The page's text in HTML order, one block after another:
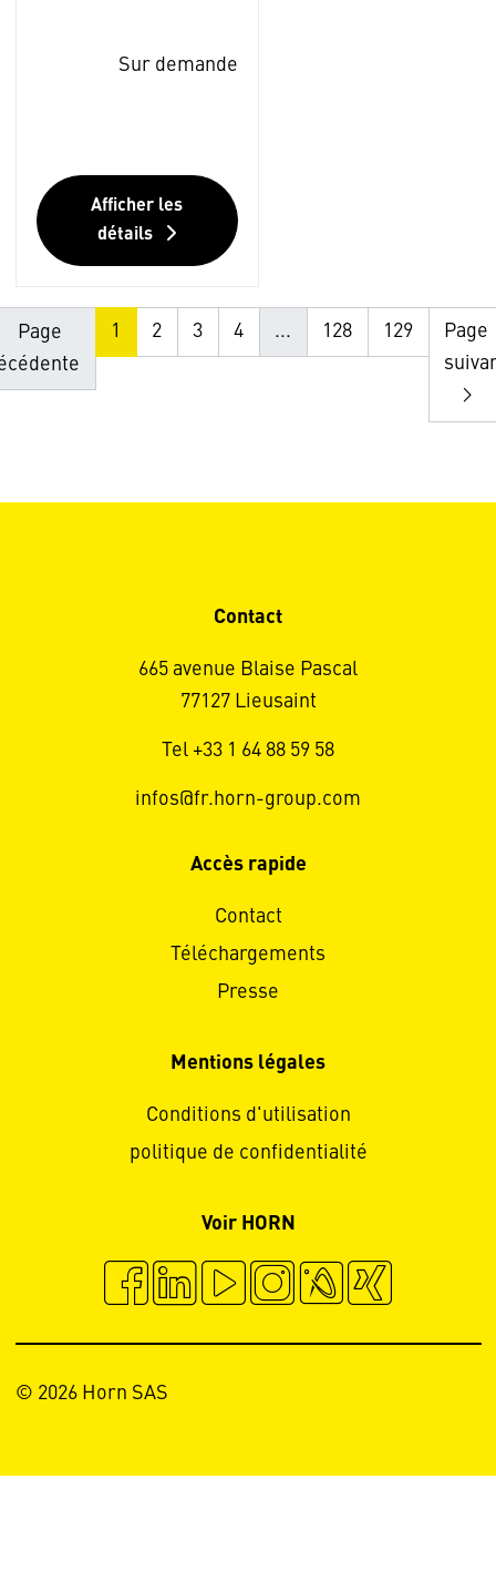
Sur demande
Afficher les
détails
Page
1 2 3 4 ... 128 129
Page
Contact
665 avenue Blaise Pascal
77127 Lieusaint
Tel +33 1 64 88 59 58
infos@fr.horn-group.com
Accès rapide
Contact
Téléchargements
Presse
Mentions légales
Conditions d'utilisation
politique de confidentialité
Voir HORN
© 2026 Horn SAS